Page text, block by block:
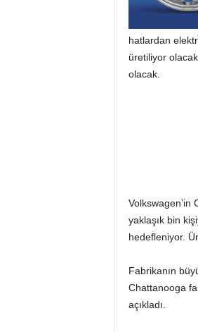
hatlardan
üretiliyor
olacak.
Volkswagen’in
yaklaşık bin
hedefleniyor.
Fabrikanın
Chattanooga
açıkladı.